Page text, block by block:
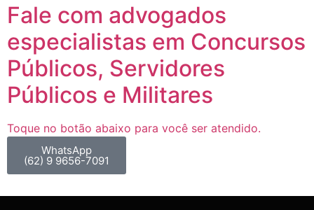
Fale com advogados
especialistas em Concursos
Públicos, Servidores
Públicos e Militares
Toque no botão abaixo para você ser atendido.
WhatsApp
(62) 9 9656-7091